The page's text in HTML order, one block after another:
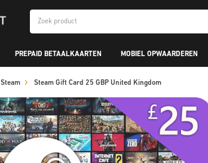
PREPAID BETAALKAARTEN MOBIEL OPWAARDEREN
Steam Steam Gift Card 25 GBP United Kingdom